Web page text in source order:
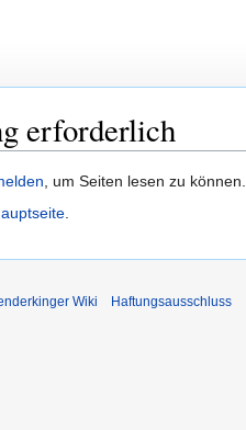
erforderlich
, um Seiten lesen zu können.
.
Wiki Haftungsausschluss